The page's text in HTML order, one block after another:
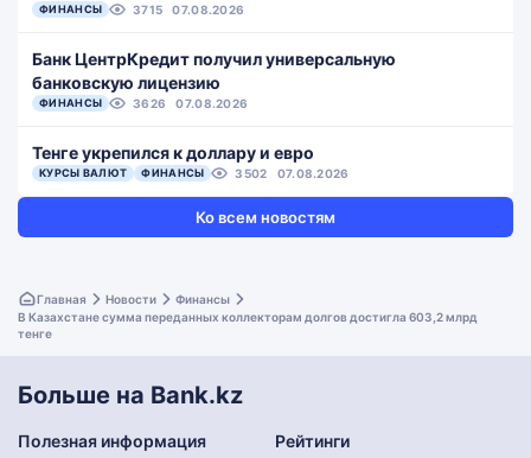
ФИНАНСЫ 3715 07.08.2026
Банк ЦентрКредит получил универсальную
банковскую лицензию
ФИНАНСЫ 3626 07.08.2026
Тенге укрепился к доллару и евро
КУРСЫ ВАЛЮТ ФИНАНСЫ 3502 07.08.2026
Ко всем новостям
Главная Новости
Финансы
В Казахстане сумма переданных коллекторам долгов достигла 603,2 млрд
тенге
Больше на Bank.kz
Полезная информация Рейтинги